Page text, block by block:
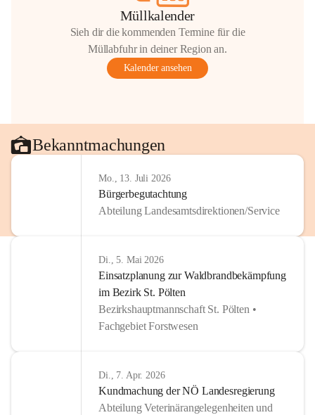
Müllkalender
Sieh dir die kommenden Termine für die
Müllabfuhr in deiner Region an.
Kalender ansehen
Bekanntmachungen
Mo., 13. Juli 2026
Bürgerbegutachtung
Abteilung Landesamtsdirektionen/Service
Di., 5. Mai 2026
Einsatzplanung zur Waldbrandbekämpfung
im Bezirk St. Pölten
Bezirkshauptmannschaft St. Pölten •
Fachgebiet Forstwesen
Di., 7. Apr. 2026
Kundmachung der NÖ Landesregierung
Abteilung Veterinärangelegenheiten und